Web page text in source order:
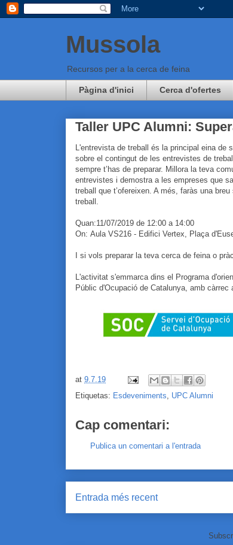
Mussola
Recursos per a la cerca de feina
Pàgina d'inici Cerca d'ofertes
Taller UPC Alumni:
L'entrevista de treball és la principal eina de
sobre el contingut de les entrevistes de
sempre t’has de preparar. Millora la teva
entrevistes i demostra a les empreses que
treball que t’ofereixen. A més, faràs una
treball.
Quan:11/07/2019 de 12:00 a 14:00
On: Aula VS216 - Edifici Vertex, Plaça
I si vols preparar la teva cerca de feina o
L'activitat s'emmarca dins el Programa
Públic d'Ocupació de Catalunya, amb
at 9.7.19
Etiquetas: Esdeveniments UPC Alumni
Cap comentari:
Publica un comentari a l'entrada
Entrada més recent